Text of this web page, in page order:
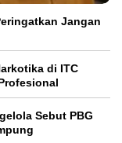
Jangan
di ITC
Sebut PBG